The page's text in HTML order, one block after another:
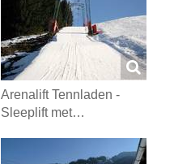
Arenalift Tennladen -
Sleeplift met…